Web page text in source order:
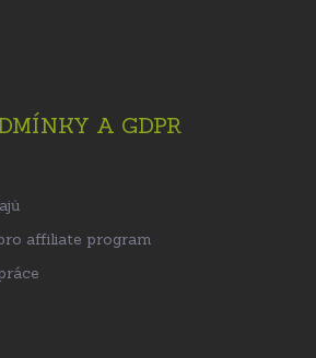
A GDPR
affiliate program